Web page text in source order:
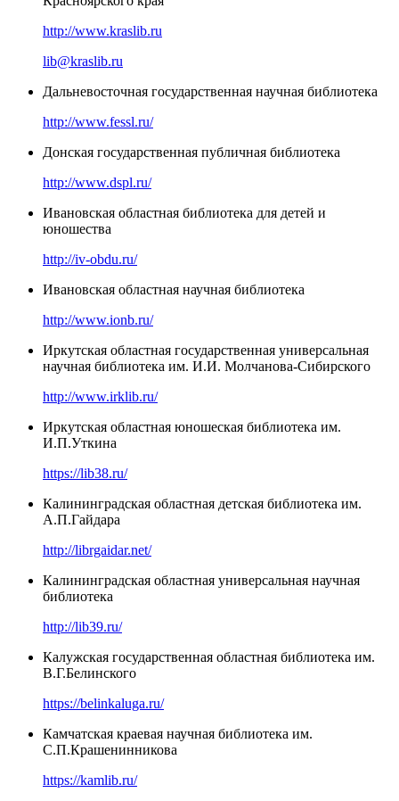
http://www.kraslib.ru
lib@kraslib.ru
Дальневосточная государственная научная библиотека
http://www.fessl.ru/
Донская государственная публичная библиотека
http://www.dspl.ru/
Ивановская областная библиотека для детей и
юношества
http://iv-obdu.ru/
Ивановская областная научная библиотека
http://www.ionb.ru/
Иркутская областная государственная универсальная
научная библиотека им. И.И. Молчанова-Сибирского
http://www.irklib.ru/
Иркутская областная юношеская библиотека им.
И.П.Уткина
https://lib38.ru/
Калининградская областная детская библиотека им.
А.П.Гайдара
http://librgaidar.net/
Калининградская областная универсальная научная
библиотека
http://lib39.ru/
Калужская государственная областная библиотека им.
В.Г.Белинского
https://belinkaluga.ru/
Камчатская краевая научная библиотека им.
С.П.Крашенинникова
https://kamlib.ru/